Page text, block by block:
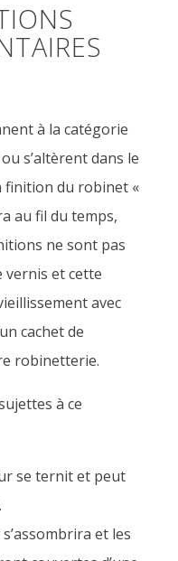
à la catégorie
s’altèrent dans le
finition du robinet «
au fil du temps,
ne sont pas
vernis et cette
avec
cachet de
robinetterie.
à ce
se ternit et peut
et les